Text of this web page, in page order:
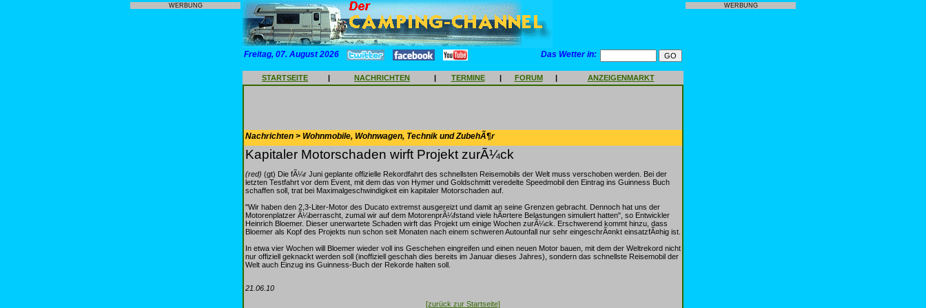
WERBUNG
Freitag, 07. August 2026 Das Wetter in:
STARTSEITE | NACHRICHTEN | TERMINE | FORUM | ANZEIGENMARKT
Nachrichten > Wohnmobile, Wohnwagen, Technik und ZubehÃ¶r
Kapitaler Motorschaden wirft Projekt zurÃ¼ck
(red) (gt) Die fÃ¼r Juni geplante offizielle Rekordfahrt des schnellsten Reisemobils der Welt muss verschoben werden. Bei der
letzten Testfahrt vor dem Event, mit dem das von Hymer und Goldschmitt veredelte Speedmobil den Eintrag ins Guinness Buch
schaffen soll, trat bei Maximalgeschwindigkeit ein kapitaler Motorschaden auf.
"Wir haben den 2,3-Liter-Motor des Ducato extremst ausgereizt und damit an seine Grenzen gebracht. Dennoch hat uns der
Motorenplatzer Ã¼berrascht, zumal wir auf dem MotorenprÃ¼fstand viele hÃ¤rtere Belastungen simuliert hatten", so Entwickler
Heinrich Bloemer. Dieser unerwartete Schaden wirft das Projekt um einige Wochen zurÃ¼ck. Erschwerend kommt hinzu, dass
Bloemer als Kopf des Projekts nun schon seit Monaten nach einem schweren Autounfall nur sehr eingeschrÃ¤nkt einsatzfÃ¤hig ist.
In etwa vier Wochen will Bloemer wieder voll ins Geschehen eingreifen und einen neuen Motor bauen, mit dem der Weltrekord nicht
nur offiziell geknackt werden soll (inoffiziell geschah dies bereits im Januar dieses Jahres), sondern das schnellste Reisemobil der
Welt auch Einzug ins Guinness-Buch der Rekorde halten soll.
21.06.10
[zurück zur Startseite]
WERBUNG